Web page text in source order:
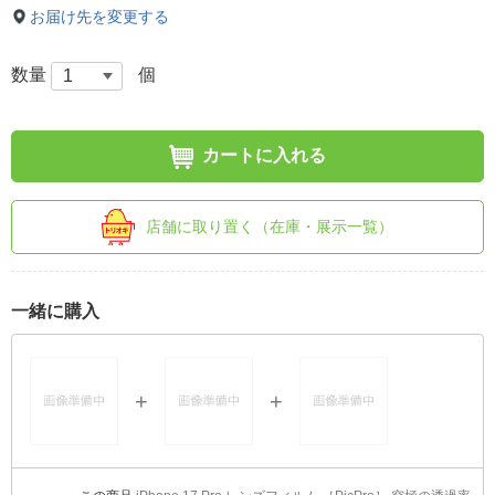
お届け先を変更する
数量 個
カートに入れる
店舗に取り置く（在庫・展示一覧）
一緒に購入